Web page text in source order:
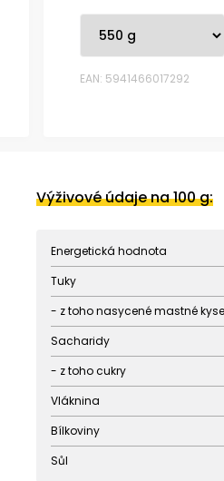
EAN: 5941466017292
Výživové údaje na 100 g:
Energetická hodnota
Tuky
- z toho nasycené mastné
Sacharidy
- z toho cukry
Vláknina
Bílkoviny
Sůl